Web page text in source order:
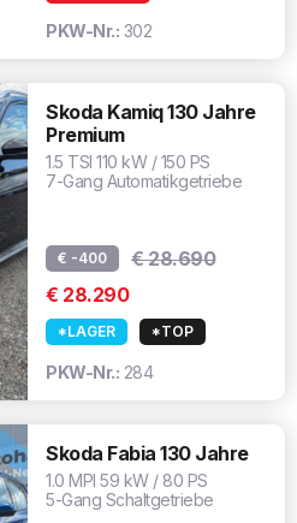
PKW-Nr.: 302
Skoda Kamiq 130 Jahre
Premium
1.5 TSI 110 kW / 150 PS
7-Gang Automatikgetriebe
€ -400
€ 28.690
€ 28.290
*LAGER *TOP
PKW-Nr.: 284
Skoda Fabia 130 Jahre
1.0 MPI 59 kW / 80 PS
5-Gang Schaltgetriebe